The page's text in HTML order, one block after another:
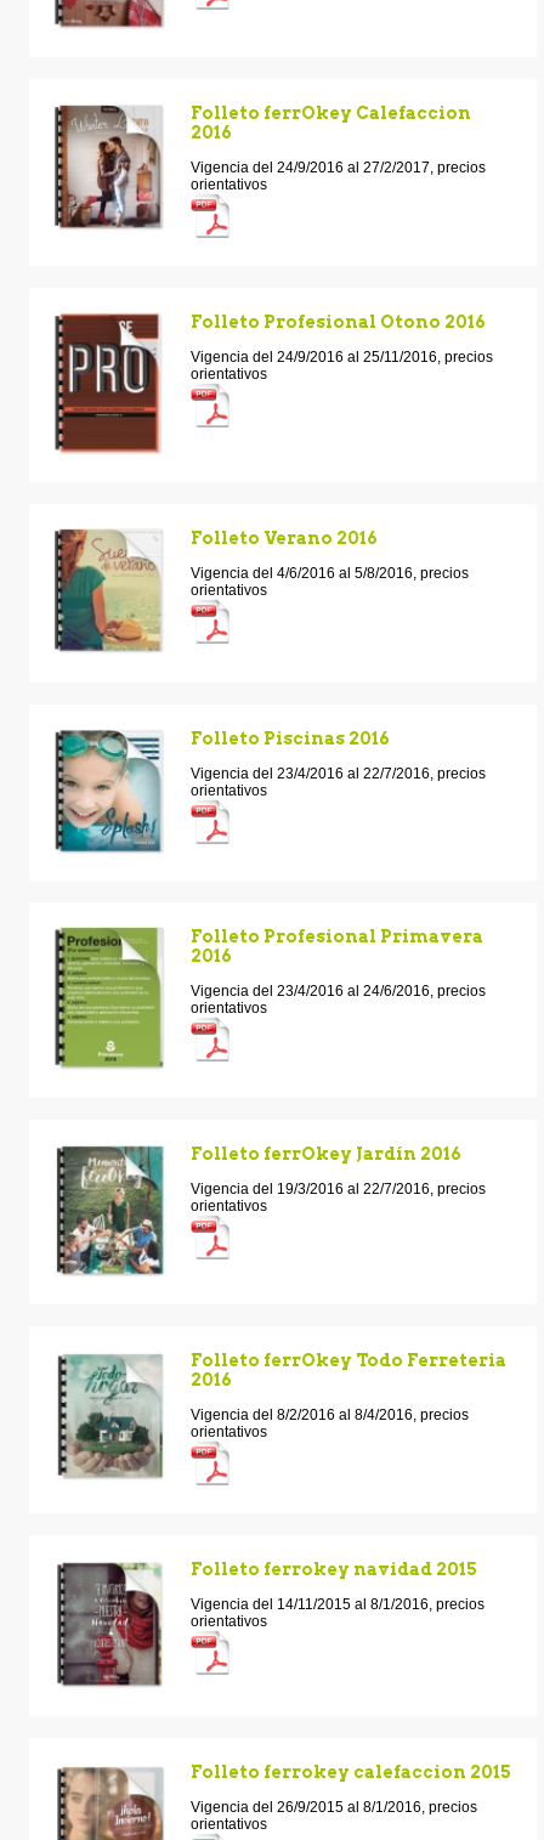
Folleto ferrOkey Calefaccion
2016
Vigencia del 24/9/2016 al 27/2/2017, precios
orientativos
Folleto Profesional Otono 2016
Vigencia del 24/9/2016 al 25/11/2016, precios
orientativos
Folleto Verano 2016
Vigencia del 4/6/2016 al 5/8/2016, precios
orientativos
Folleto Piscinas 2016
Vigencia del 23/4/2016 al 22/7/2016, precios
orientativos
Folleto Profesional Primavera
2016
Vigencia del 23/4/2016 al 24/6/2016, precios
orientativos
Folleto ferrOkey Jardín 2016
Vigencia del 19/3/2016 al 22/7/2016, precios
orientativos
Folleto ferrOkey Todo Ferreteria
2016
Vigencia del 8/2/2016 al 8/4/2016, precios
orientativos
Folleto ferrokey navidad 2015
Vigencia del 14/11/2015 al 8/1/2016, precios
orientativos
Folleto ferrokey calefaccion 2015
Vigencia del 26/9/2015 al 8/1/2016, precios
orientativos